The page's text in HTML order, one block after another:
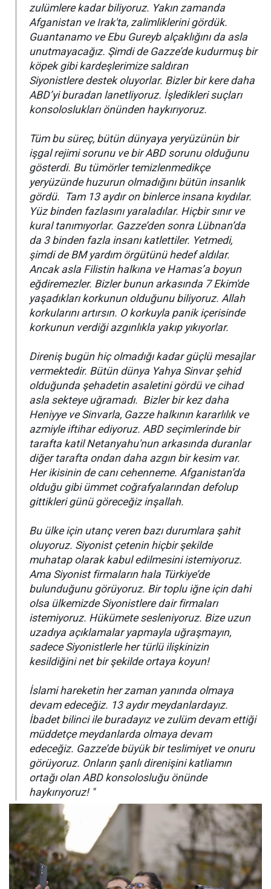
zulümlere kadar biliyoruz. Yakın zamanda
Afganistan ve Irak'ta, zalimliklerini gördük.
Guantanamo ve Ebu Gureyb alçaklığını da asla
unutmayacağız. Şimdi de Gazze’de kudurmuş bir
köpek gibi kardeşlerimize saldıran
Siyonistlere destek oluyorlar. Bizler bir kere daha
ABD’yi buradan lanetliyoruz. İşledikleri suçları
konsoloslukları önünden haykırıyoruz.
Tüm bu süreç, bütün dünyaya yeryüzünün bir
işgal rejimi sorunu ve bir ABD sorunu olduğunu
gösterdi. Bu tümörler temizlenmedikçe
yeryüzünde huzurun olmadığını bütün insanlık
gördü. Tam 13 aydır on binlerce insana kıydılar.
Yüz binden fazlasını yaraladılar. Hiçbir sınır ve
kural tanımıyorlar. Gazze’den sonra Lübnan’da
da 3 binden fazla insanı katlettiler. Yetmedi,
şimdi de BM yardım örgütünü hedef aldılar.
Ancak asla Filistin halkına ve Hamas’a boyun
eğdiremezler. Bizler bunun arkasında 7 Ekim'de
yaşadıkları korkunun olduğunu biliyoruz. Allah
korkularını artırsın. O korkuyla panik içerisinde
korkunun verdiği azgınlıkla yakıp yıkıyorlar.
Direniş bugün hiç olmadığı kadar güçlü mesajlar
vermektedir. Bütün dünya Yahya Sinvar şehid
olduğunda şehadetin asaletini gördü ve cihad
asla sekteye uğramadı. Bizler bir kez daha
Heniyye ve Sinvarla, Gazze halkının kararlılık ve
azmiyle iftihar ediyoruz. ABD seçimlerinde bir
tarafta katil Netanyahu'nun arkasında duranlar
diğer tarafta ondan daha azgın bir kesim var.
Her ikisinin de canı cehenneme. Afganistan’da
olduğu gibi ümmet coğrafyalarından defolup
gittikleri günü göreceğiz inşallah.
Bu ülke için utanç veren bazı durumlara şahit
oluyoruz. Siyonist çetenin hiçbir şekilde
muhatap olarak kabul edilmesini istemiyoruz.
Ama Siyonist firmaların hala Türkiye’de
bulunduğunu görüyoruz. Bir toplu iğne için dahi
olsa ülkemizde Siyonistlere dair firmaları
istemiyoruz. Hükümete sesleniyoruz. Bize uzun
uzadıya açıklamalar yapmayla uğraşmayın,
sadece Siyonistlerle her türlü ilişkinizin
kesildiğini net bir şekilde ortaya koyun!
İslami hareketin her zaman yanında olmaya
devam edeceğiz. 13 aydır meydanlardayız.
İbadet bilinci ile buradayız ve zulüm devam ettiği
müddetçe meydanlarda olmaya devam
edeceğiz. Gazze’de büyük bir teslimiyet ve onuru
görüyoruz. Onların şanlı direnişini katliamın
ortağı olan ABD konsolosluğu önünde
haykırıyoruz! "